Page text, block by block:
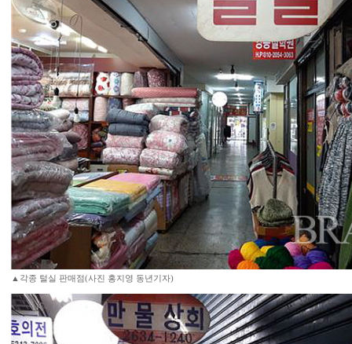
▲각종 털실 판매점(사진 홍지영 동년기자)